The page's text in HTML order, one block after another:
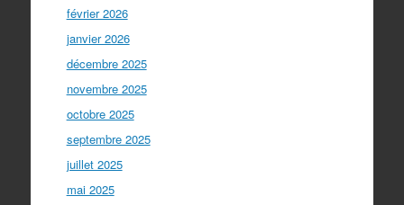
février 2026
janvier 2026
décembre 2025
novembre 2025
octobre 2025
septembre 2025
juillet 2025
mai 2025